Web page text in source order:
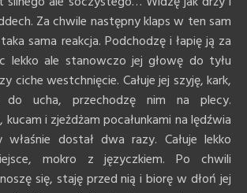
Za chwile następny klaps w ten sam
sama reakcja. Podchodzę i łapię ją za
lekko ale stanowczo jej głowę do tyłu
ciche westchnięcie. Całuje jej szyję, kark,
do ucha, przechodzę nim na plecy.
kucam i zjeżdżam pocałunkami na lędźwia
dostał dwa razy. Całuje lekko
mokro z języczkiem. Po chwili
się, staję przed nią i biorę w dłoń jej